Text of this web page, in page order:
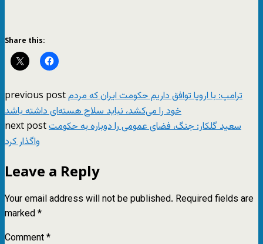
Share this:
previous postترامپ: با اروپا توافق داریم حکومت ایران که مردم
خود را می‌کشد، نباید سلاح هسته‌ای داشته باشد
next postسعید گلکار: جنگ، فضای عمومی را دوباره به حکومت
واگذار کرد
Leave a Reply
Your email address will not be published. Required fields are
marked*
Comment*